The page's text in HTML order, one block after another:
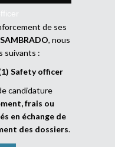
de ses
SAMBRADO, nous
suivants :
Safety officer
candidature
frais ou
en échange de
des dossiers.